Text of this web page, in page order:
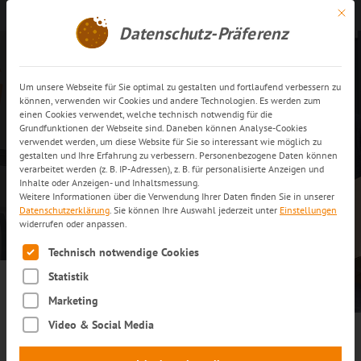
Kontakt aufnehmen
Für Empfänger:
Abstellerlaubnis erteilen
Flexibel empfangen – auch bei
Mit
Datenschutz-Präferenz
Um unsere Webseite für Sie optimal zu gestalten und fortlaufend verbessern zu
können, verwenden wir Cookies und andere Technologien. Es werden zum
einen Cookies verwendet, welche technisch notwendig für die
Grundfunktionen der Webseite sind. Daneben können Analyse-Cookies
verwendet werden, um diese Website für Sie so interessant wie möglich zu
gestalten und Ihre Erfahrung zu verbessern. Personenbezogene Daten können
verarbeitet werden (z. B. IP-Adressen), z. B. für personalisierte Anzeigen und
Inhalte oder Anzeigen- und Inhaltsmessung.
Weitere Informationen über die Verwendung Ihrer Daten finden Sie in unserer
Datenschutzerklärung. Sie können Ihre Auswahl jederzeit unter Einstellungen
widerrufen oder anpassen.
Es folgt eine Liste der Service-Gruppen, für die eine
Technisch notwendige Cookies
Statistik
Marketing
Video & Social Media